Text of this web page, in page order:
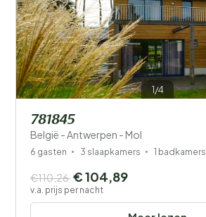
1/4
781845
België - Antwerpen - Mol
6 gasten 3 slaapkamers 1 badkamers
€110,26 € 104,89
v.a. prijs per nacht